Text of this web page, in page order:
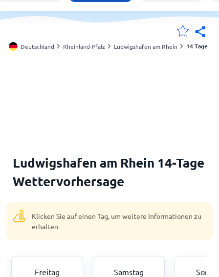
Schweiz
Österreich
Deutschland Rheinland-Pfalz Ludwigshafen am Rhein 14 Tage
Ludwigshafen am Rhein 14-Tage
Wettervorhersage
Klicken Sie auf einen Tag, um weitere Informationen zu
erhalten
Freitag Samstag